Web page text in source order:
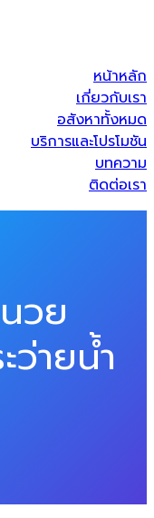
หน้าหลัก
เกี่ยวกับเรา
อสังหาทั้งหมด
บริการและโปรโมชัน
บทความ
ติดต่อเรา
วย
ว่ายน้ำ